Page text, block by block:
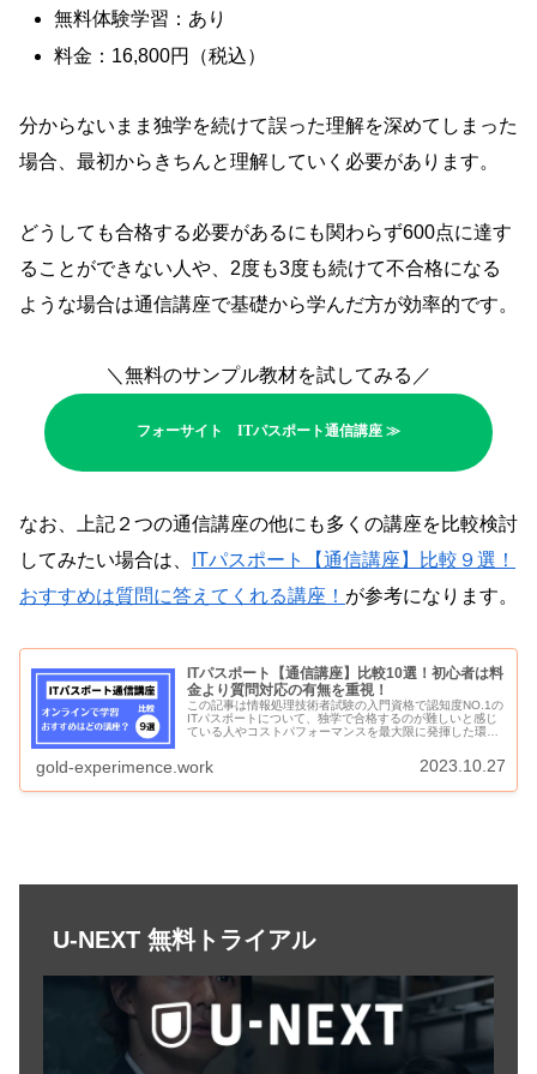
無料体験学習：あり
料金：16,800円（税込）
分からないまま独学を続けて誤った理解を深めてしまった
場合、最初からきちんと理解していく必要があります。
どうしても合格する必要があるにも関わらず600点に達す
ることができない人や、2度も3度も続けて不合格になる
ような場合は通信講座で基礎から学んだ方が効率的です。
＼無料のサンプル教材を試してみる／
フォーサイト ITパスポート通信講座 ≫
なお、上記２つの通信講座の他にも多くの講座を比較検討
してみたい場合は、
ITパスポート【通信講座】比較９選！
おすすめは質問に答えてくれる講座！ が参考になります。
ITパスポート【通信講座】比較10選！初心者は料
金より質問対応の有無を重視！
この記事は情報処理技術者試験の入門資格で認知度NO.1の
ITパスポートについて、独学で合格するのが難しいと感じ
ている人やコストパフォーマンスを最大限に発揮した環境
gold-experimence.work 2023.10.27
U-NEXT 無料トライアル